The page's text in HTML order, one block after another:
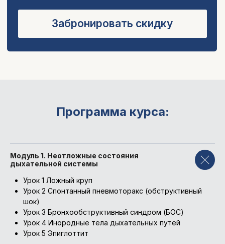
Программа курса:
Модуль 1. Неотложные состояния
дыхательной системы
Урок 1 Ложный круп
Урок 2 Спонтанный пневмоторакс (обструктивный
шок)
Урок 3 Бронхообструктивный синдром (БОС)
Урок 4 Инородные тела дыхательных путей
Урок 5 Эпиглоттит
Альбертовна
Член РААКИ (Российская ассоциация
аллергологов и клинических
иммунологов).
Автор более 20 научных публикаций, в
том числе руководств для врачей.
Ежегодный участник международных,
российских, региональных научно-
практических конференций
(неоднократный победитель и призёр